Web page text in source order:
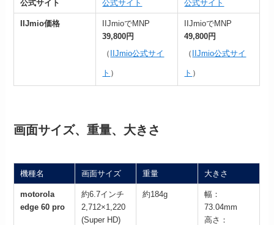
公式サイト 公式サイト 公式サイト
IIJmio価格
IIJmioでMNP
39,800円
（
IIJmio公式サイ
ト ）
IIJmioでMNP
49,800円
（
IIJmio公式サイ
ト ）
画面サイズ、重量、大きさ
機種名 画面サイズ 重量 大きさ
motorola
edge 60 pro
約6.7インチ
2,712×1,220
(Super HD)
約184g
幅：
73.04mm
高さ：